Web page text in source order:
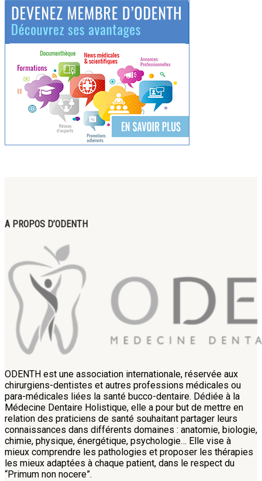
A PROPOS D’ODENTH
ODENTH est une association internationale, réservée aux
chirurgiens-dentistes et autres professions médicales ou
para-médicales liées la santé bucco-dentaire. Dédiée à la
Médecine Dentaire Holistique, elle a pour but de mettre en
relation des praticiens de santé souhaitant partager leurs
connaissances dans différents domaines : anatomie, biologie,
chimie, physique, énergétique, psychologie… Elle vise à
mieux comprendre les pathologies et proposer les thérapies
les mieux adaptées à chaque patient, dans le respect du
“Primum non nocere”.